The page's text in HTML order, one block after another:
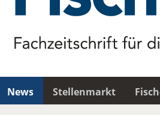
News Stellenmarkt